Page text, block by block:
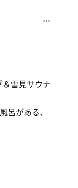
雪見サウナ
呂がある、